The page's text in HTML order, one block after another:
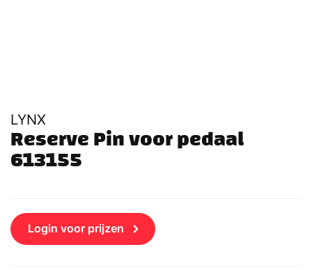
LYNX
Reserve Pin voor pedaal
613155
Login voor prijzen